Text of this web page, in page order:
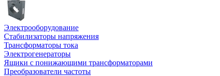
Электрооборудование
Стабилизаторы напряжения
Трансформаторы тока
Электрогенераторы
Ящики с понижающими трансформаторами
Преобразователи частоты